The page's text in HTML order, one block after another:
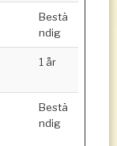
Bestä
ndig
1 år
Bestä
ndig